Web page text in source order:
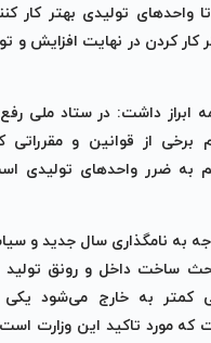
تولیدی بهتر کار
کار کردن در نهایت افزایش و
ابراز داشت: در ستاد ملی
برخی از قوانین و مقرراتی
به ضرر واحدهای تولیدی
به نامگذاری سال جدید و
ساخت داخل و رونق تولید
کمتر به خارج می‌شود یکی
مورد تاکید این وزارت است